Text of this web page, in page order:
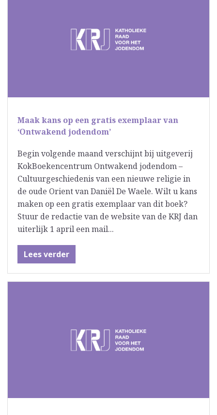
Maak kans op een gratis exemplaar van
‘Ontwakend jodendom’
Begin volgende maand verschijnt bij uitgeverij
KokBoekencentrum Ontwakend jodendom –
Cultuurgeschiedenis van een nieuwe religie in
de oude Orient van Daniël De Waele. Wilt u kans
maken op een gratis exemplaar van dit boek?
Stuur de redactie van de website van de KRJ dan
uiterlijk 1 april een mail...
Lees verder